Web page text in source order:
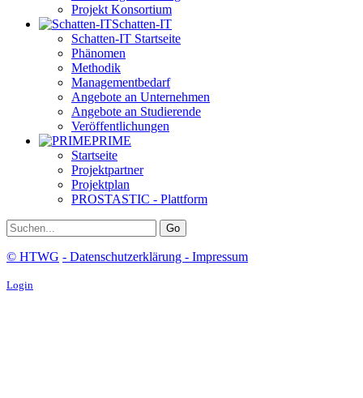
Projekt Konsortium
Schatten-IT
Schatten-IT Startseite
Phänomen
Methodik
Managementbedarf
Angebote an Unternehmen
Angebote an Studierende
Veröffentlichungen
PRIME
Startseite
Projektpartner
Projektplan
PROSTASTIC - Plattform
Go
© HTWG - Datenschutzerklärung - Impressum
Login